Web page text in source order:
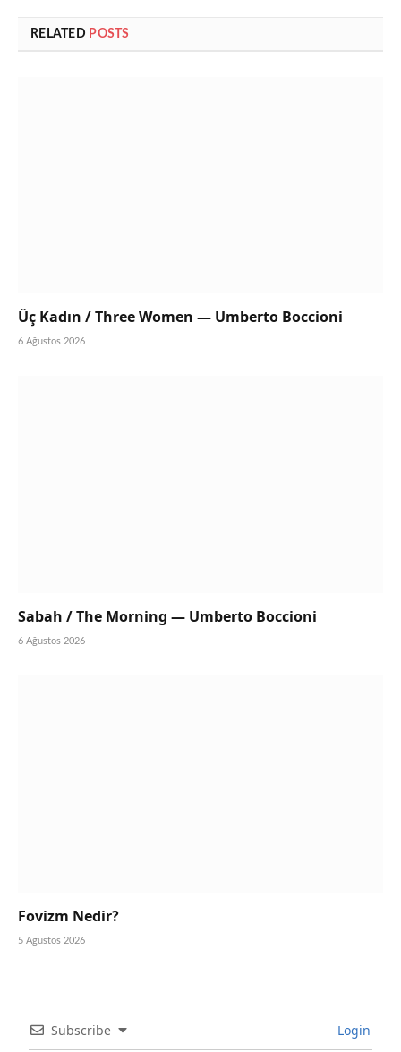
RELATED POSTS
Üç Kadın / Three Women — Umberto Boccioni
6 Ağustos 2026
Sabah / The Morning — Umberto Boccioni
6 Ağustos 2026
Fovizm Nedir?
5 Ağustos 2026
Subscribe Login